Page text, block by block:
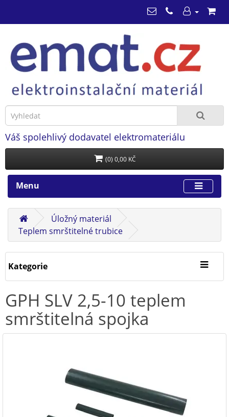
Váš spolehlivý dodavatel elektromateriálu
(0) 0,00 KČ
Menu
Úložný materiál
Teplem smrštitelné trubice
Kategorie
GPH SLV 2,5-10 teplem
smrštitelná spojka